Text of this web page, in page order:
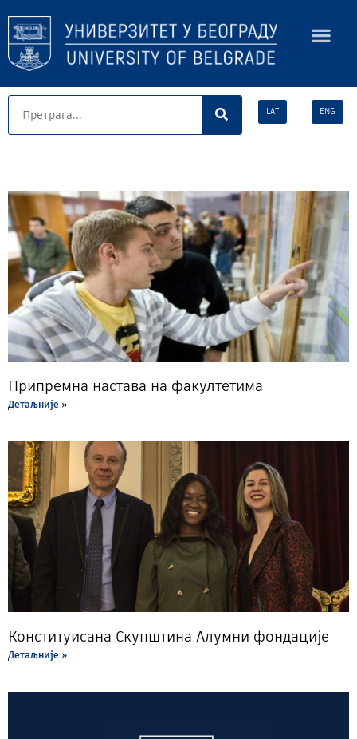
LAT ENG
Припремна настава на факултетима
Детаљније »
Конституисана Скупштина Алумни фондације
Детаљније »